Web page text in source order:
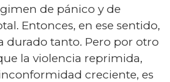
de pánico y de
Entonces, en ese sentido,
durado tanto. Pero por otro
la violencia reprimida,
creciente, es